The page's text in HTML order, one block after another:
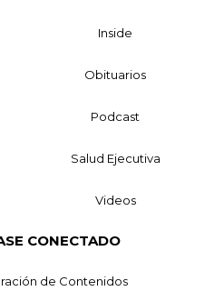
Inside
Obituarios
Podcast
Salud Ejecutiva
Videos
CONECTADO
de Contenidos